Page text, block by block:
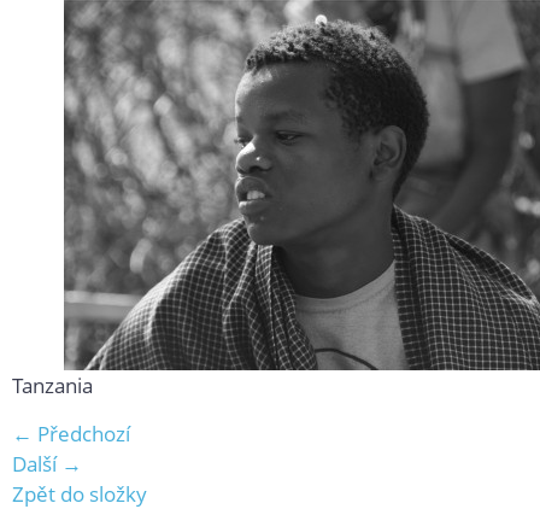
Tanzania
← Předchozí
Další →
Zpět do složky